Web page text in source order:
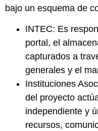
bajo un esquema de
INTEC: Es
portal, el
capturados a
generales y el
Instituciones
del proyecto
independiente y
recursos,